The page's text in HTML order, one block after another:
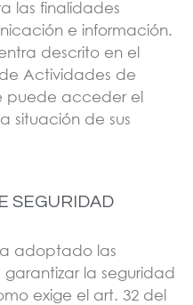
las finalidades
e información.
descrito en el
Actividades de
puede acceder el
situación de sus
SEGURIDAD
adoptado las
la seguridad
exige el art. 32 del